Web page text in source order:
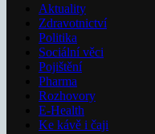
Aktuality
Zdravotnictví
Politika
Sociální věci
Pojištění
Pharma
Rozhovory
E-Health
Ke kávě i čaji